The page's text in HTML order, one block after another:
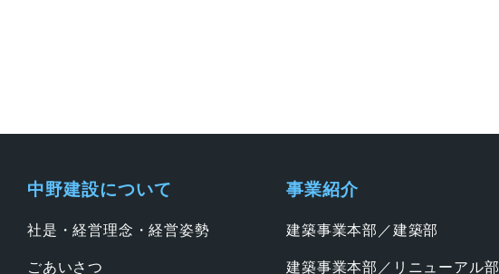
中野建設について
社是・経営理念・経営姿勢
ごあいさつ
事業紹介
建築事業本部／建築部
建築事業本部／リニューアル部